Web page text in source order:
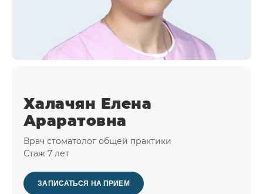
Халачян Елена
Араратовна
Врач стоматолог общей практики
Стаж 7 лет
ЗАПИСАТЬСЯ НА ПРИЕМ